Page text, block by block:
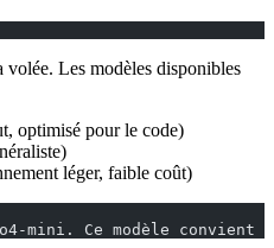
volée. Les modèles disponibles
optimisé pour le code)
léger, faible coût)
o4-mini. Ce modèle